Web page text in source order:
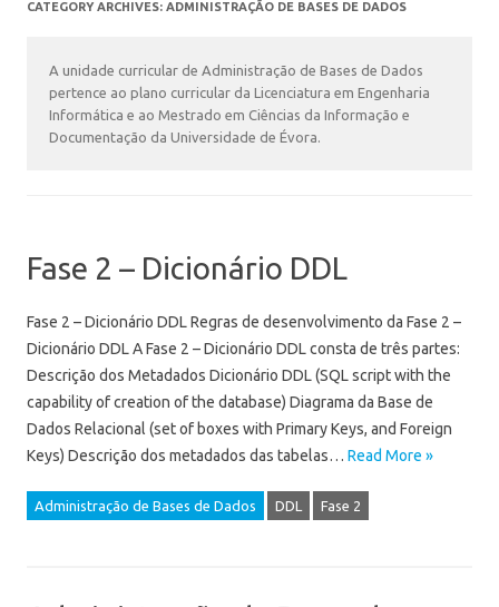
CATEGORY ARCHIVES: ADMINISTRAÇÃO DE BASES DE DADOS
A unidade curricular de Administração de Bases de Dados
pertence ao plano curricular da Licenciatura em Engenharia
Informática e ao Mestrado em Ciências da Informação e
Documentação da Universidade de Évora.
Fase 2 – Dicionário DDL
Fase 2 – Dicionário DDL Regras de desenvolvimento da Fase 2 –
Dicionário DDL A Fase 2 – Dicionário DDL consta de três partes:
Descrição dos Metadados Dicionário DDL (SQL script with the
capability of creation of the database) Diagrama da Base de
Dados Relacional (set of boxes with Primary Keys, and Foreign
Keys) Descrição dos metadados das tabelas… Read More »
Administração de Bases de Dados DDL Fase 2